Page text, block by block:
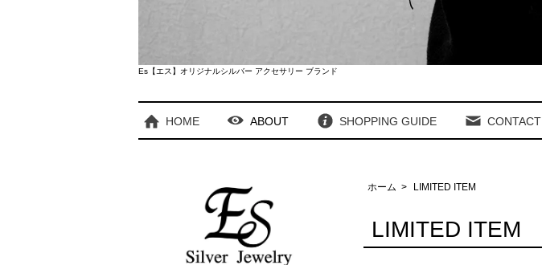
Es【エス】オリジナルシルバー アクセサリー ブランド
HOME ABOUT SHOPPING GUIDE CONTACT
ホーム > LIMITED ITEM
LIMITED ITEM